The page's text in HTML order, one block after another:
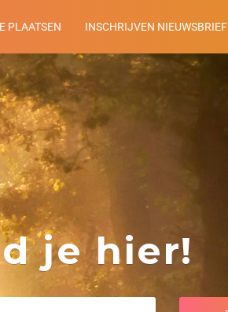
PLAATSEN INSCHRIJVEN NIEUWSBRIEF
je hier!